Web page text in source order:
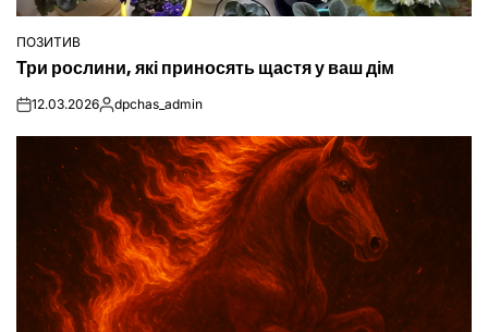
ОПУБЛІКУВАТИ
ПОЗИТИВ
Три рослини, які приносять щастя у ваш дім
on12.03.2026Опубліковано
dpchas_admin